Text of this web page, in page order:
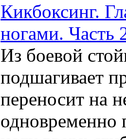
Кикбоксинг.
ногами. Часть
Из боевой
подшагивает
переносит на
одновременно